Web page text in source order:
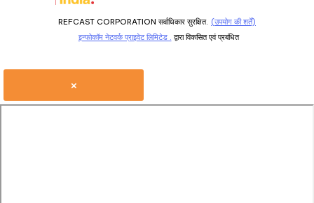
REFCAST CORPORATION सर्वाधिकार सुरक्षित. (उपयोग की शर्तें)
इन्फोकॉम नेटवर्क प्राइवेट लिमिटेड . द्वारा विकसित एवं प्रबंधित
×